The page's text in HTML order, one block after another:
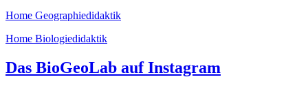
Home Geographiedidaktik
Home Biologiedidaktik
Das BioGeoLab auf Instagram